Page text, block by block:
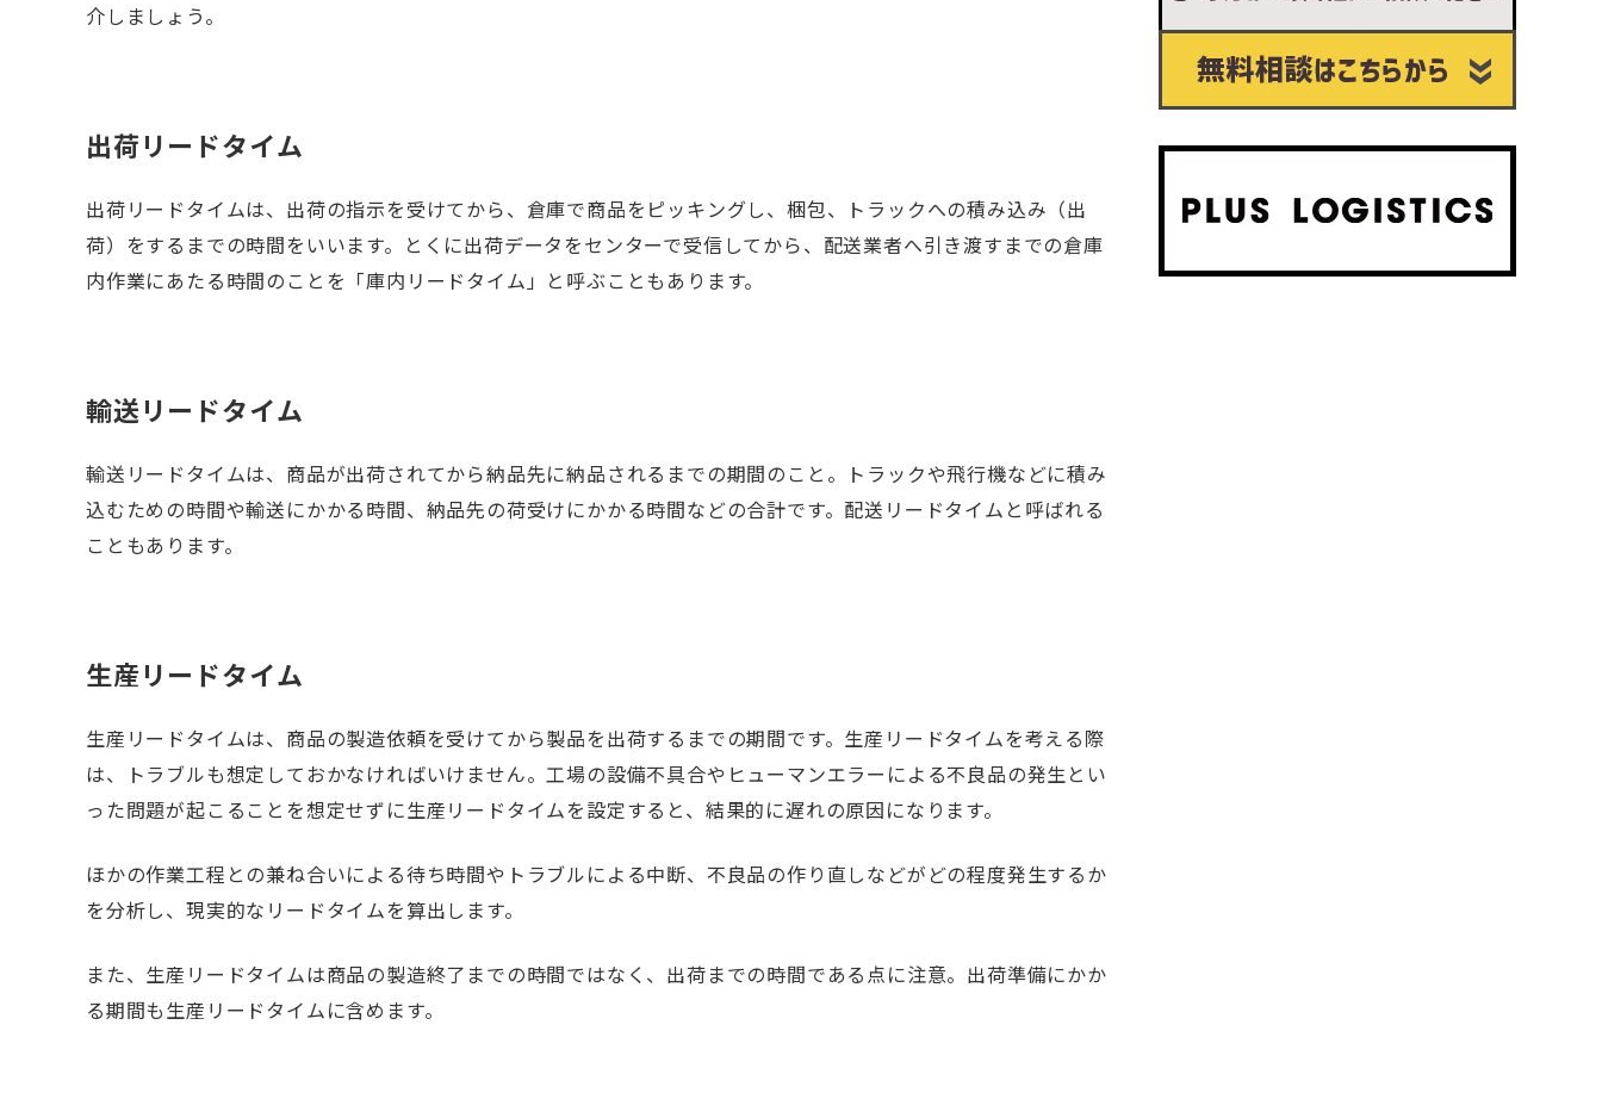
介しましょう。
出荷リードタイム
出荷リードタイムは、出荷の指示を受けてから、倉庫で商品をピッキングし、梱包、トラックへの積み込み（出
荷）をするまでの時間をいいます。とくに出荷データをセンターで受信してから、配送業者へ引き渡すまでの倉庫
内作業にあたる時間のことを「庫内リードタイム」と呼ぶこともあります。
輸送リードタイム
輸送リードタイムは、商品が出荷されてから納品先に納品されるまでの期間のこと。トラックや飛行機などに積み
込むための時間や輸送にかかる時間、納品先の荷受けにかかる時間などの合計です。配送リードタイムと呼ばれる
こともあります。
生産リードタイム
生産リードタイムは、商品の製造依頼を受けてから製品を出荷するまでの期間です。生産リードタイムを考える際
は、トラブルも想定しておかなければいけません。工場の設備不具合やヒューマンエラーによる不良品の発生とい
った問題が起こることを想定せずに生産リードタイムを設定すると、結果的に遅れの原因になります。
ほかの作業工程との兼ね合いによる待ち時間やトラブルによる中断、不良品の作り直しなどがどの程度発生するか
を分析し、現実的なリードタイムを算出します。
また、生産リードタイムは商品の製造終了までの時間ではなく、出荷までの時間である点に注意。出荷準備にかか
る期間も生産リードタイムに含めます。